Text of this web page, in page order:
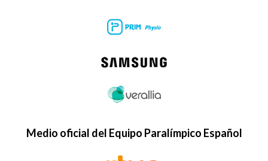
Medio oficial del Equipo Paralímpico Español